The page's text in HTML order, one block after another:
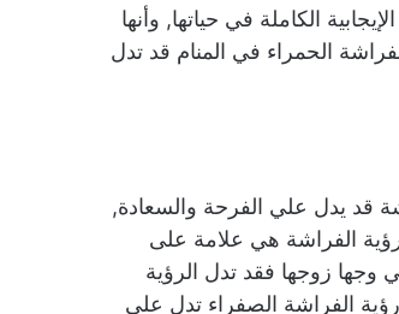
الكاملة في حياتها, وأنها
الحمراء في المنام قد تدل
قد يدل علي الفرحة والسعادة,
الفراشة هي علامة على
وجها زوجها فقد تدل الرؤية
الفراشة الصفراء تدل على